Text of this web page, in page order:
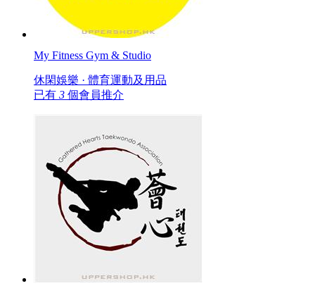
My Fitness Gym & Studio
休閑娛樂 · 體育運動及用品
已有 3 個會員推介